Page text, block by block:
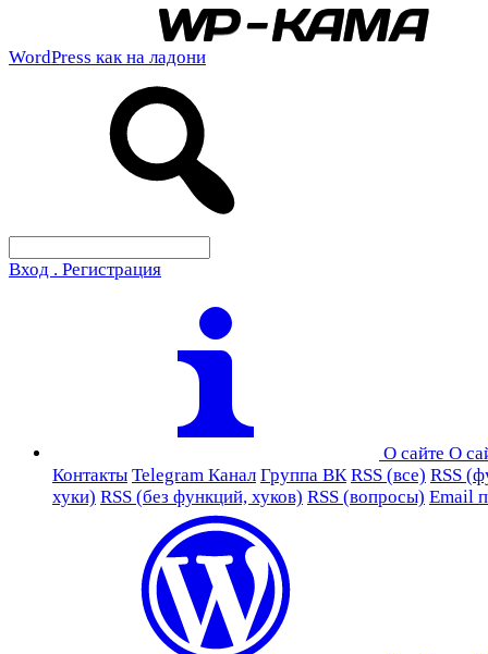
WordPress как на ладони
Вход . Регистрация
О сайте О
Контакты Telegram Канал Группа ВК RSS (все) RSS
хуки) RSS (без функций, хуков) RSS (вопросы) Email